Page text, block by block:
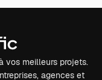
vos meilleurs projets.
agences et